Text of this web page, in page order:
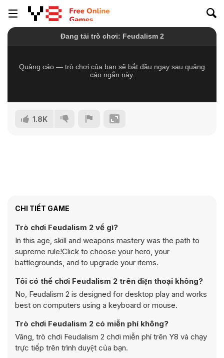
1.8K
CHI TIẾT GAME
Trò chơi Feudalism 2 về gì?
In this age, skill and weapons mastery was the path to
supreme rule!Click to choose your hero, your
battlegrounds, and to upgrade your items.
Tôi có thể chơi Feudalism 2 trên điện thoại không?
No, Feudalism 2 is designed for desktop play and works
best on computers using a keyboard or mouse.
Trò chơi Feudalism 2 có miễn phí không?
Vâng, trò chơi Feudalism 2 chơi miễn phí trên Y8 và chạy
trực tiếp trên trình duyệt của bạn.